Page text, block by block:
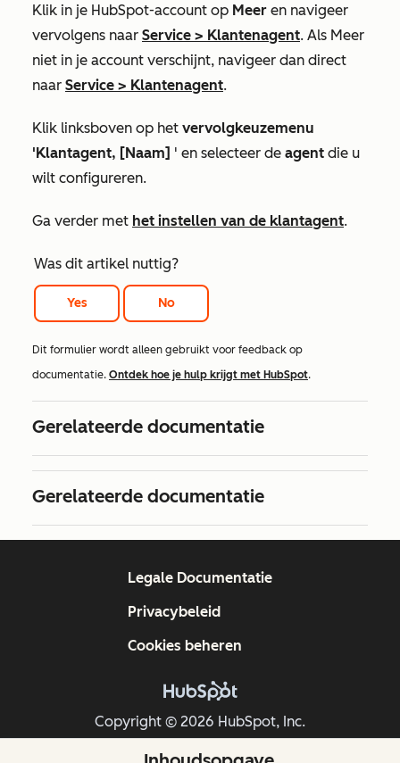
Klik in je HubSpot-account op Meer en navigeer
vervolgens naar Service > Klantenagent. Als Meer
niet in je account verschijnt, navigeer dan direct
naar Service > Klantenagent.
Klik linksboven op het vervolgkeuzemenu
'Klantagent, [Naam] ' en selecteer de agent die u
wilt configureren.
Ga verder met het instellen van de klantagent.
Was dit artikel nuttig?
Yes No
Dit formulier wordt alleen gebruikt voor feedback op
documentatie. Ontdek hoe je hulp krijgt met HubSpot.
Gerelateerde documentatie
Gerelateerde documentatie
Copyright © 2026 HubSpot, Inc.
Legale Documentatie
Privacybeleid
Cookies beheren